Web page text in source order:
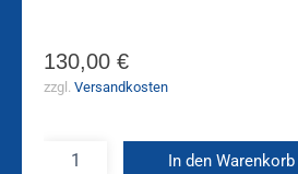
130,00 €
zzgl. Versandkosten
In den Warenkorb